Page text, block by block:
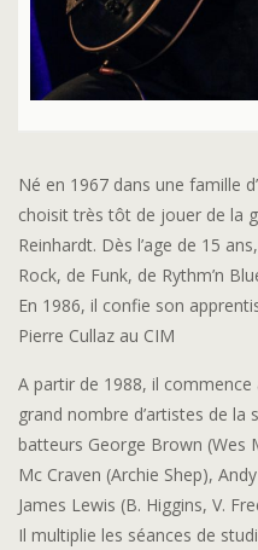
Né en 1967 dans une famille
choisit très tôt de jouer de la
Reinhardt. Dès l’age de 15
Rock, de Funk, de Rythm’n
En 1986, il confie son
Pierre Cullaz au CIM
A partir de 1988, il
grand nombre d’artistes de la
batteurs George Brown (Wes
Mc Craven (Archie Shep),
James Lewis (B. Higgins, V.
Il multiplie les séances de